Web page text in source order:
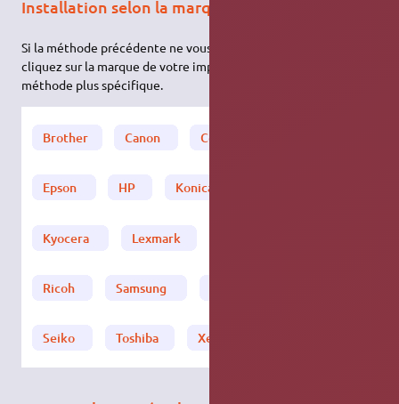
Installation selon la marque
Si la méthode précédente ne vous a pas donné satisfaction,
cliquez sur la marque de votre imprimante pour essayer une
méthode plus spécifique.
Brother Canon Compaq
Epson HP Konica/Minolta
Kyocera Lexmark
Ricoh Samsung
Seiko Toshiba Xerox